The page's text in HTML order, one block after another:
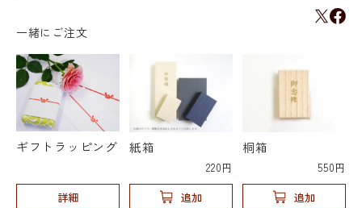
一緒にご注文
ギフトラッピング
詳細
紙箱
220円
追加
桐箱
550円
追加